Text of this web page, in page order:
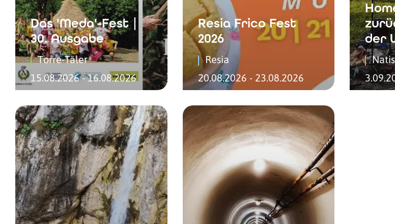
Das 'Meda'-Fest |
30. Ausgabe
Torre-Täler
15.08.2026 - 16.08.2026
Resia Frico Fest
2026
Resia
20.08.2026 - 23.08.2026
der